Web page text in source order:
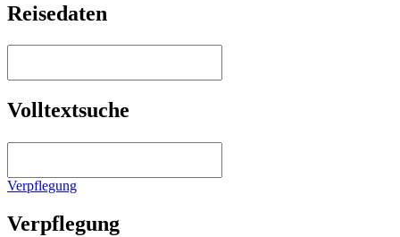
Reisedaten
Volltextsuche
Verpflegung
Verpflegung